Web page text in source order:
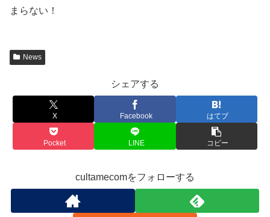
まらない！
News
シェアする
X Facebook はてブ
Pocket LINE コピー
cultamecomをフォローする